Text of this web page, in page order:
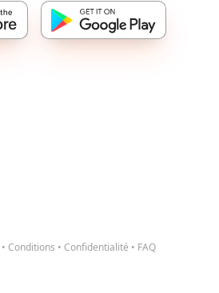
• Conditions • Confidentialité • FAQ